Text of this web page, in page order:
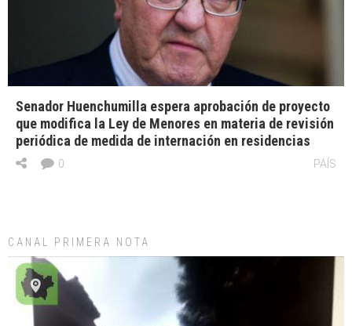
Senador Huenchumilla espera aprobación de proyecto
que modifica la Ley de Menores en materia de revisión
periódica de medida de internación en residencias
PAÍS
0
CANAL PRIMERA NOTA